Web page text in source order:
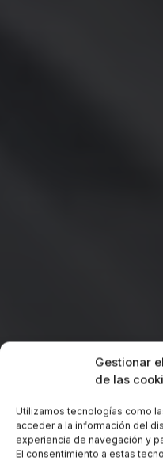
Gestionar
de las
Utilizamos tecnologías como
acceder a la información del
experiencia de navegación y
El consentimiento a estas